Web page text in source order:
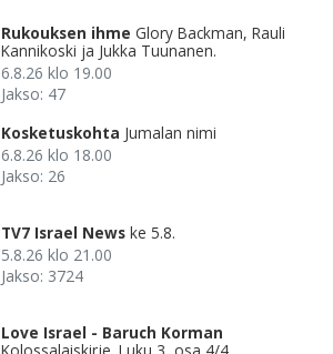
Rukouksen ihme Glory Backman, Rauli
Kannikoski ja Jukka Tuunanen.
6.8.26 klo 19.00
Jakso: 47
Kosketuskohta Jumalan nimi
6.8.26 klo 18.00
Jakso: 26
TV7 Israel News ke 5.8.
5.8.26 klo 21.00
Jakso: 3724
Love Israel - Baruch Korman